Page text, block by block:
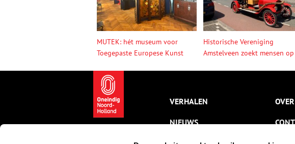
MUTEK: hét museum voor
Toegepaste Europese Kunst
Historische Vereniging
Amstelveen zoekt mensen op
VERHALEN
NIEUWS